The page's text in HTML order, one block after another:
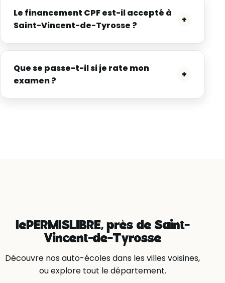
Le financement CPF est-il accepté à
Saint-Vincent-de-Tyrosse ?
+
Que se passe-t-il si je rate mon
examen ?
+
lePERMISLIBRE, près de Saint-
Vincent-de-Tyrosse
Découvre nos auto-écoles dans les villes voisines,
ou explore tout le département.